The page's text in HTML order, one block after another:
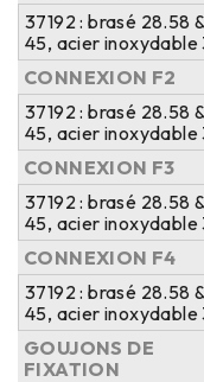
37192 : brasé 28.58
45, acier inoxydable
CONNEXION F2
37192 : brasé 28.58
45, acier inoxydable
CONNEXION F3
37192 : brasé 28.58
45, acier inoxydable
CONNEXION F4
37192 : brasé 28.58
45, acier inoxydable
GOUJONS DE
FIXATION